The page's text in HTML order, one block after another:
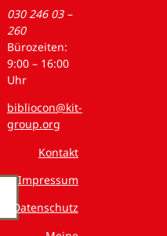
030 246 03 –
260
Bürozeiten:
9:00 – 16:00
Uhr
bibliocon@kit-
group.org
Kontakt
Impressum
Datenschutz